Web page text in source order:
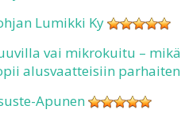
Lumikki Ky
vai mikrokuitu –
alusvaatteisiin parhaiten
Apunen